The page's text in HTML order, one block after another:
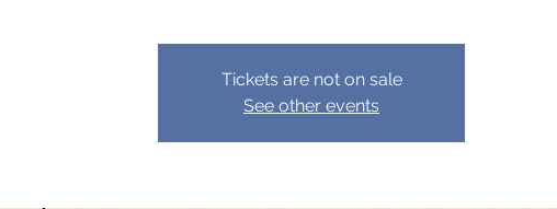
Tickets are not on sale
See other events